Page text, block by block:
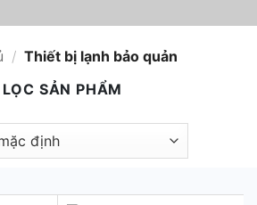
/ Thiết bị lạnh bảo quản
LỌC SẢN PHẨM